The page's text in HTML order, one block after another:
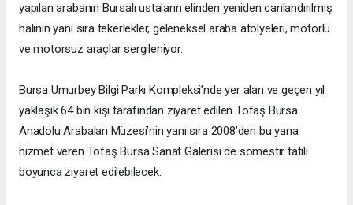
yapılan arabanın Bursalı ustaların elinden yeniden canlandırılmış
halinin yanı sıra tekerlekler, geleneksel araba atölyeleri, motorlu
ve motorsuz araçlar sergileniyor.
Bursa Umurbey Bilgi Parkı Kompleksi’nde yer alan ve geçen yıl
yaklaşık 64 bin kişi tarafından ziyaret edilen Tofaş Bursa
Anadolu Arabaları Müzesi’nin yanı sıra 2008’den bu yana
hizmet veren Tofaş Bursa Sanat Galerisi de sömestir tatili
boyunca ziyaret edilebilecek.